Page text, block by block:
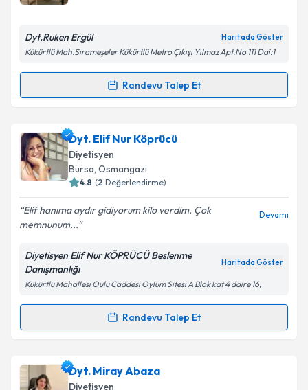
Kişisel verilerimin işlenmesine ilişkin
Metni'ni okudum ve kişisel verilerimin belirtilen
Takvim Talebini Gönder
Dyt.Ruken Ergül Haritada Göster
Kükürtlü Mah.Sırameşeler Kükürtlü Metro Çıkışı Yılmaz Apt.No 111 Dai:1
Randevu Talep Et
Randevu Takvimi Talebi
Dyt. Ruken Ergüliçin randevu takvimi talebi
oluşturun. Size bu uzmandan randevu almanız için bir
takvim hazırlandığında e-posta ile bilgilendireceğiz.
Kişisel verilerimin işlenmesine ilişkin
Aydınlatma
Metni
kapsamda işlenmesini kabul ediyorum.
Takvim Talebini Gönder
Dyt. Elif Nur Köprücü
Diyetisyen
Bursa, Osmangazi
4.8 (2 Değerlendirme)
Elif hanıma aydır gidiyorum kilo verdim. Çok
memnunum...
Devamı
Diyetisyen Elif Nur KÖPRÜCÜ Beslenme
Danışmanlığı
Haritada Göster
Kükürtlü Mahallesi Oulu Caddesi Oylum Sitesi A Blok kat 4 daire 16,
Randevu Talep Et
Randevu Takvimi Talebi
Dyt. Elif Nur Köprücüiçin randevu takvimi talebi
oluşturun. Size bu uzmandan randevu almanız için bir
Dyt. Miray Abaza
Diyetisyen